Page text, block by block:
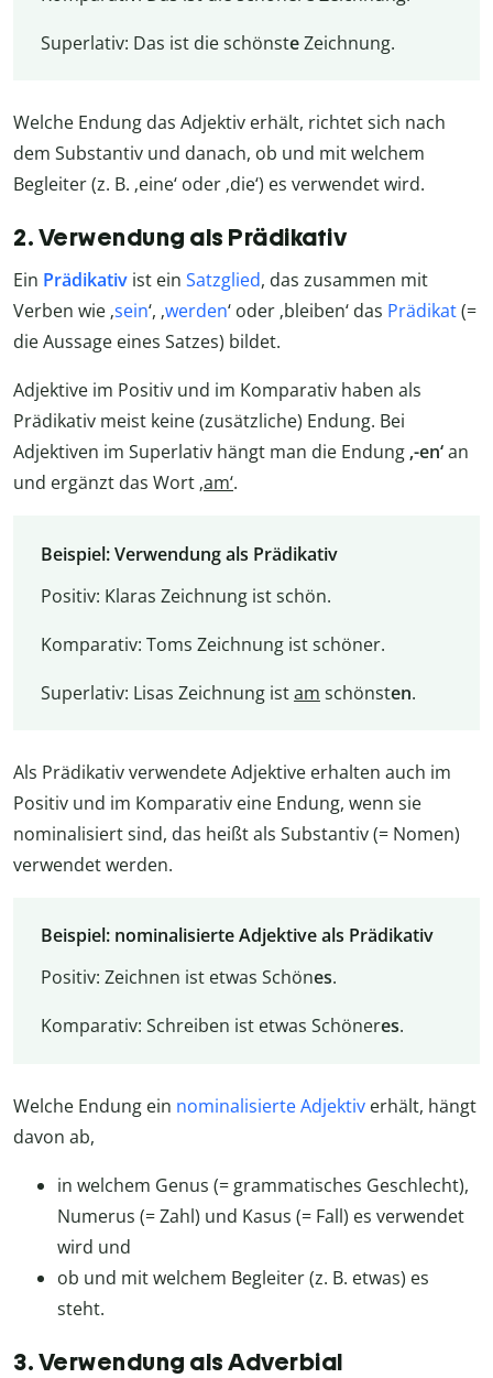
Superlativ: Das ist die schönsteZeichnung.
Welche Endung das Adjektiv erhält, richtet sich nach
dem Substantiv und danach, ob und mit welchem
Begleiter (z. B. ‚eine‘ oder ‚die‘) es verwendet wird.
2. Verwendung als Prädikativ
Ein Prädikativ ist ein Satzglied, das zusammen mit
Verben wie ‚sein‘, ‚werden‘ oder ‚bleiben‘ das Prädikat(=
die Aussage eines Satzes) bildet.
Adjektive im Positiv und im Komparativ haben als
Prädikativ meist keine (zusätzliche) Endung. Bei
Adjektiven im Superlativ hängt man die Endung ‚-en‘an
und ergänzt das Wort ‚am‘.
Beispiel: Verwendung als Prädikativ
Positiv: Klaras Zeichnung ist schön.
Komparativ: Toms Zeichnung ist schöner.
Superlativ: Lisas Zeichnung istam schönsten.
Als Prädikativ verwendete Adjektive erhalten auch im
Positiv und im Komparativ eine Endung, wenn sie
nominalisiert sind, das heißt als Substantiv (= Nomen)
verwendet werden.
Beispiel: nominalisierte Adjektive als Prädikativ
Positiv: Zeichnen ist etwas Schönes.
Komparativ: Schreiben ist etwas Schöneres.
Welche Endung ein nominalisierte Adjektiv erhält, hängt
davon ab,
in welchem Genus (= grammatisches Geschlecht),
Numerus (= Zahl) und Kasus (= Fall) es verwendet
wird und
ob und mit welchem Begleiter (z. B. etwas) es
steht.
3. Verwendung als Adverbial